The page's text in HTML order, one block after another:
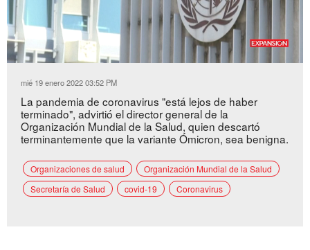
Unmute Loaded
47.64%
mié 19 enero 2022 03:52 PM
La pandemia de coronavirus "está lejos de haber
terminado", advirtió el director general de la
Organización Mundial de la Salud, quien descartó
terminantemente que la variante Ómicron, sea benigna.
Organizaciones de salud
Organización Mundial de la Salud
Secretaría de Salud
covid-19 Coronavirus